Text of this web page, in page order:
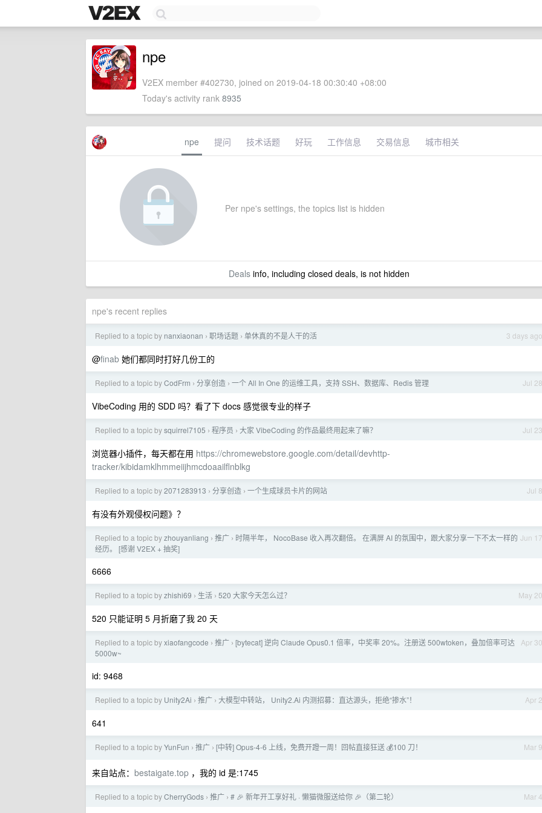
npe
V2EX member #402730, joined on 2019-04-18 00:30:40 +08:00
Today's activity rank 8935
npe 提问 技术话题 好玩 工作信息 交易信息 城市相关
Per npe's settings, the topics list is hidden
Dealsinfo, including closed deals, is not hidden
npe's recent replies
3 days ago
Replied to a topic by nanxiaonan › 职场话题 › 单休真的不是人干的活
@finab 她们都同时打好几份工的
Jul 28
Replied to a topic byCodFrm › 分享创造 › 一个 All In One 的运维工具，支持 SSH、数据库、Redis 管理
VibeCoding 用的 SDD 吗？看了下 docs 感觉很专业的样子
Jul 23
Replied to a topic bysquirrel7105 › 程序员 › 大家 VibeCoding 的作品最终用起来了嘛？
浏览器小插件，每天都在用 https://chromewebstore.google.com/detail/devhttp-
tracker/kibidamklhmmeiijhmcdoaailflnblkg
Jul 8
Replied to a topic by2071283913 › 分享创造 › 一个生成球员卡片的网站
有没有外观侵权问题》？
Jun 17
Replied to a topic byzhouyanliang › 推广 › 时隔半年， NocoBase 收入再次翻倍。 在满屏 AI 的氛围中，跟大家分享一下不太一样的
经历。 [感谢 V2EX + 抽奖]
6666
May 20
Replied to a topic byzhishi69 › 生活 › 520 大家今天怎么过？
520 只能证明 5 月折磨了我 20 天
Apr 30
Replied to a topic byxiaofangcode › 推广 › [bytecat] 逆向 Claude Opus0.1 倍率，中奖率 20%。注册送 500wtoken，叠加倍率可达
5000w~
id: 9468
Apr 2
Replied to a topic by Unity2Ai › 推广 › 大模型中转站， Unity2.Ai 内测招募：直达源头，拒绝“掺水”！
641
Mar 9
Replied to a topic byYunFun › 推广 › [中转] Opus-4-6 上线，免费开蹬一周！回帖直接狂送 💰100 刀！
来自站点： bestaigate.top ，我的 id 是:1745
Mar 4
Replied to a topic byCherryGods › 推广 › # 🎉 新年开工享好礼 · 懒猫微服送给你 🎉（第二轮）